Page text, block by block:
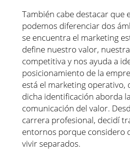
También cabe destacar que
podemos diferenciar dos
se encuentra el marketing
define nuestro valor,
competitiva y nos ayuda a
posicionamiento de la
está el marketing operativo,
dicha identificación aborda
comunicación del valor.
carrera profesional, decidí
entornos porque considero
vivir separados.